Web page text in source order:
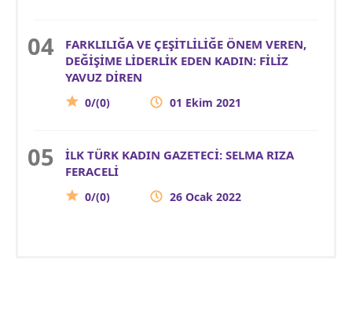
FARKLILIĞA VE ÇEŞİTLİLİĞE ÖNEM VEREN,
DEĞİŞİME LİDERLİK EDEN KADIN: FİLİZ
YAVUZ DİREN
0/(0) 01 Ekim 2021
İLK TÜRK KADIN GAZETECİ: SELMA RIZA
FERACELİ
0/(0) 26 Ocak 2022